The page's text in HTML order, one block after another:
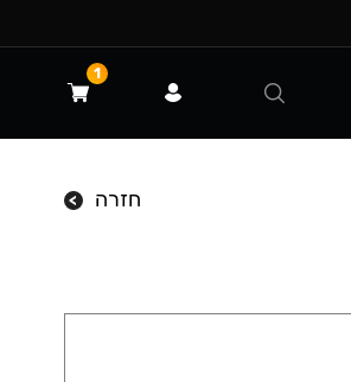
חזרה
1